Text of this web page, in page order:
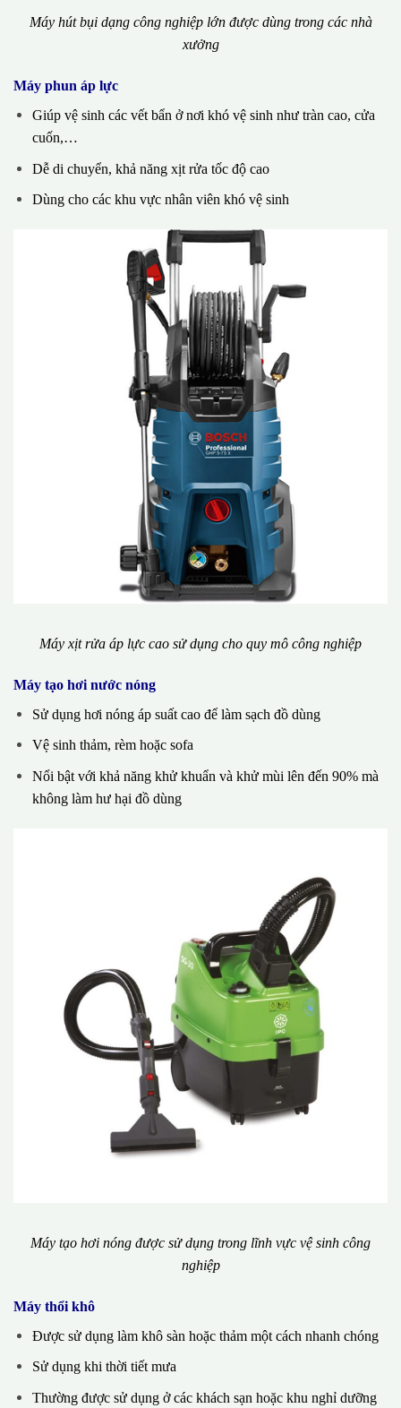
Máy hút bụi dạng công nghiệp lớn được dùng trong các nhà
xưởng
Máy phun áp lực
Giúp vệ sinh các vết bẩn ở nơi khó vệ sinh như tràn cao, cửa
cuốn,…
Dễ di chuyển, khả năng xịt rửa tốc độ cao
Dùng cho các khu vực nhân viên khó vệ sinh
Máy xịt rửa áp lực cao sử dụng cho quy mô công nghiệp
Máy tạo hơi nước nóng
Sử dụng hơi nóng áp suất cao để làm sạch đồ dùng
Vệ sinh thảm, rèm hoặc sofa
Nổi bật với khả năng khử khuẩn và khử mùi lên đến 90% mà
không làm hư hại đồ dùng
Máy tạo hơi nóng được sử dụng trong lĩnh vực vệ sinh công
nghiệp
Máy thổi khô
Được sử dụng làm khô sàn hoặc thảm một cách nhanh chóng
Sử dụng khi thời tiết mưa
Thường được sử dụng ở các khách sạn hoặc khu nghỉ dưỡng